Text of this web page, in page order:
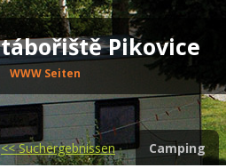
tábořiště Pikovice
WWW Seiten
<<Suchergebnissen Camping